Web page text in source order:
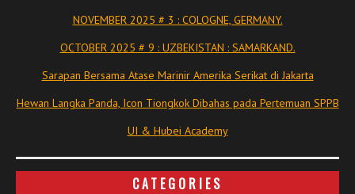
NOVEMBER 2025 # 3 : COLOGNE, GERMANY.
OCTOBER 2025 # 9 : UZBEKISTAN : SAMARKAND.
Sarapan Bersama Atase Marinir Amerika Serikat di Jakarta
Hewan Langka Panda, Icon Tiongkok Dibahas pada Pertemuan SPPB
UI & Hubei Academy
CATEGORIES